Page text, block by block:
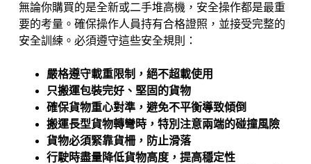
無論你購買的是全新或二手堆高機，安全操作都是最重
要的考量。確保操作人員持有合格證照，並接受完整的
安全訓練。必須遵守這些安全規則：
嚴格遵守載重限制，絕不超載使用
只搬運包裝完好、堅固的貨物
確保貨物重心對準，避免不平衡導致傾倒
搬運長型貨物轉彎時，特別注意兩端的碰撞風險
貨物必須緊靠貨柵，防止滑落
行駛時盡量降低貨物高度，提高穩定性